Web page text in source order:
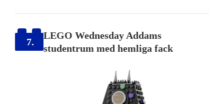
7.
LEGO Wednesday Addams
studentrum med hemliga fack